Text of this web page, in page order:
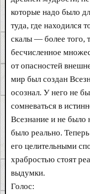
которые надо было
туда, где находился
скалы — более того,
бесчисленное
от опасностей
мир был создан
осознал. У него не
сомневаться в
Всезнание и не было
было реально.
его целительными
храбростью стоят
выдумки.
Голос: